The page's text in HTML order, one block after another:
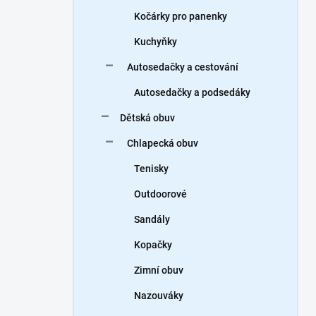
Kočárky pro panenky
Kuchyňky
Autosedačky a cestování
Autosedačky a podsedáky
Dětská obuv
Chlapecká obuv
Tenisky
Outdoorové
Sandály
Kopačky
Zimní obuv
Nazouváky